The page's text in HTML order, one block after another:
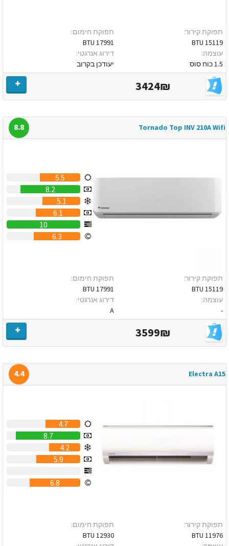
תפוקת קירור:
15119 BTU
עוצמה:
1.5 כוח סוס
תפוקת חימום:
17991 BTU
דירוג אנרגטי:
יעודכן בקרוב
3424₪
Tornado Top INV 210A Wifi
8.8
5.5
8.2
5.1
6.1
10
6.3
תפוקת קירור:
15119 BTU
עוצמה:
-
תפוקת חימום:
17991 BTU
דירוג אנרגטי:
A
3599₪
Electra A15
4.4
4.7
8.7
4.2
5.9
6.8
תפוקת קירור:
11976 BTU
תפוקת חימום:
12930 BTU